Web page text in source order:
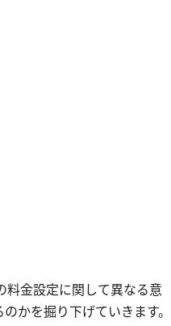
料金設定に関して異なる意
かを掘り下げていきます。